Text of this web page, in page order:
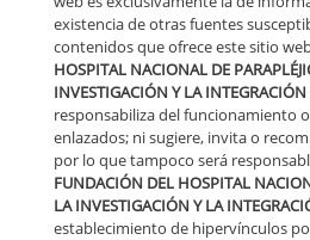
existencia de otras fuentes
contenidos que ofrece este sitio
HOSPITAL NACIONAL DE
INVESTIGACIÓN Y LA INTEGRACIÓN
responsabiliza del funcionamiento
enlazados; ni sugiere, invita o
por lo que tampoco será
FUNDACIÓN DEL HOSPITAL
LA INVESTIGACIÓN Y LA
establecimiento de hipervínculos